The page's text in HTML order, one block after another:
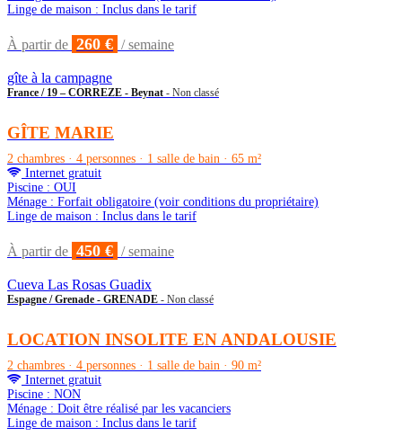
Linge de maison : Inclus dans le tarif
À partir de 260 € / semaine
gîte à la campagne
France / 19 – CORREZE - Beynat - Non classé
GÎTE MARIE
2 chambres · 4 personnes · 1 salle de bain · 65 m²
Internet gratuit
Piscine : OUI
Ménage : Forfait obligatoire (voir conditions du propriétaire)
Linge de maison : Inclus dans le tarif
À partir de 450 € / semaine
Cueva Las Rosas Guadix
Espagne / Grenade - GRENADE - Non classé
LOCATION INSOLITE EN ANDALOUSIE
2 chambres · 4 personnes · 1 salle de bain · 90 m²
Internet gratuit
Piscine : NON
Ménage : Doit être réalisé par les vacanciers
Linge de maison : Inclus dans le tarif